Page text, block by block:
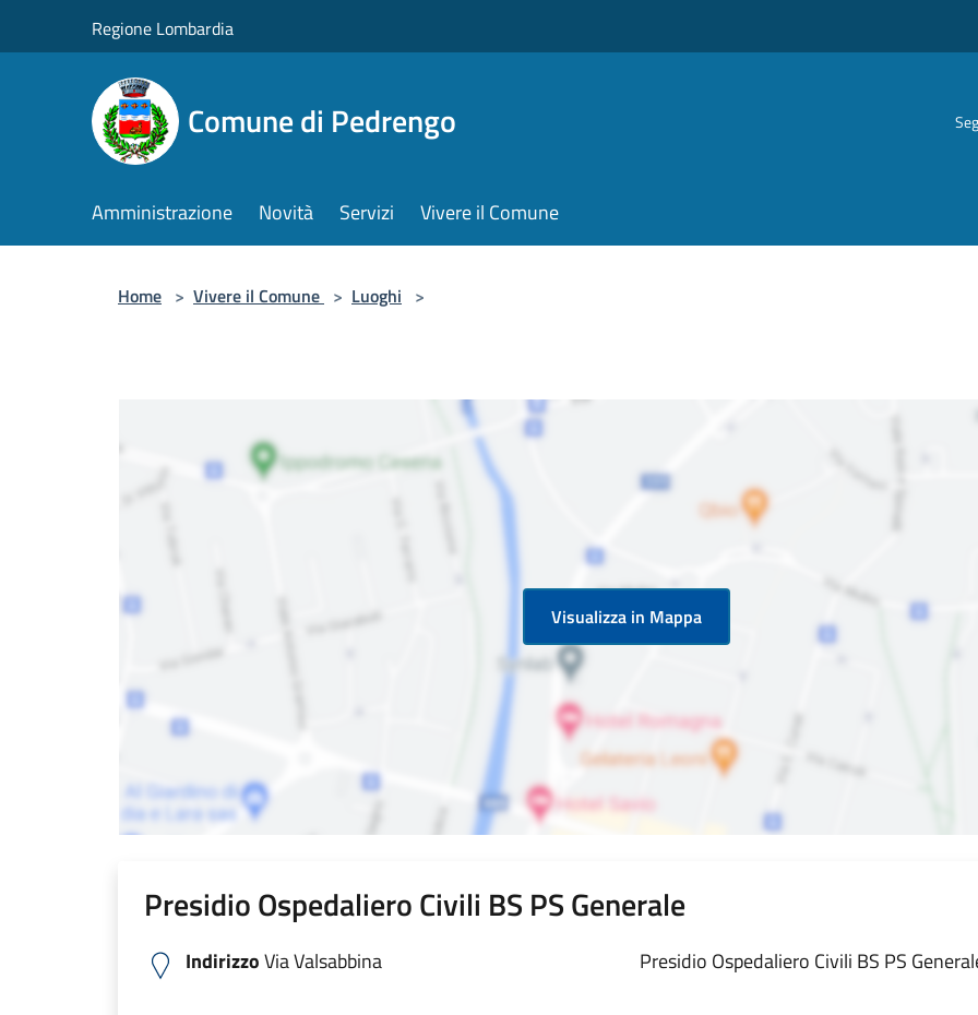
Regione Lombardia
Comune di Pedrengo
Amministrazione Novità Servizi Vivere il Comune
Home > Vivere il Comune > Luoghi >
Visualizza in Mappa
Presidio Ospedaliero Civili BS PS Generale
IndirizzoVia Valsabbina Presidio Ospedaliero Civili BS PS